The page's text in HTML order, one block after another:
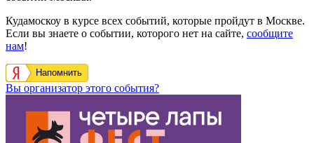
Кудамоскоу в курсе всех событий, которые пройдут в Москве.
Если вы знаете о событии, которого нет на сайте, сообщите
нам!
Напомнить
Вы организатор этого события?